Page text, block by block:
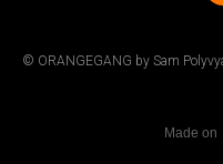
© ORANGEGANG by Sam
Made on